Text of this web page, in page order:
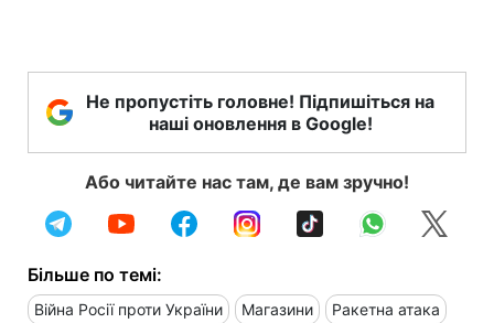
Не пропустіть головне! Підпишіться на
наші оновлення в Google!
Або читайте нас там, де вам зручно!
Більше по темі:
Війна Росії проти України Магазини Ракетна атака